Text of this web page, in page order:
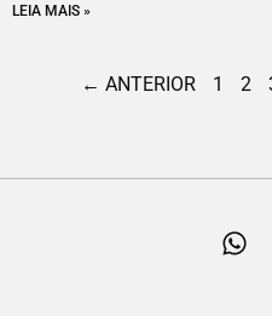
LEIA MAIS »
← ANTERIOR 1 2